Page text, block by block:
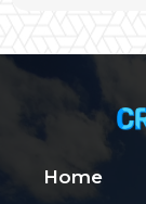
Home